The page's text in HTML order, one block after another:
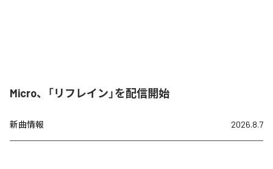
Micro、「リフレイン」を配信開始
新曲情報 2026.8.7